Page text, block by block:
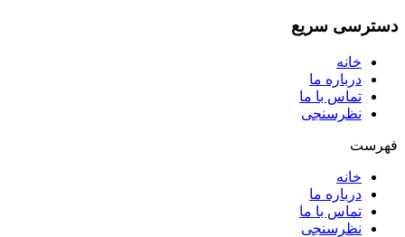
دسترسی سریع
خانه
درباره ما
تماس با ما
نظرسنجی
فهرست
خانه
درباره ما
تماس با ما
نظرسنجی